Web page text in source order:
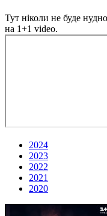
Тут ніколи не буде
на 1+1 video.
2024
2023
2022
2021
2020